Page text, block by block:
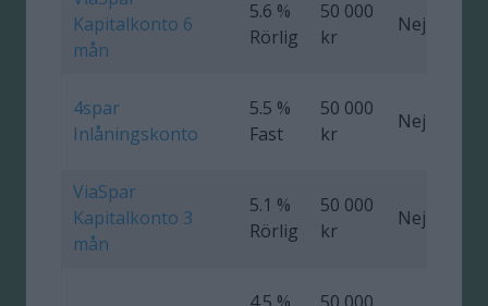
Kapitalkonto 6
mån
5.6 %
Rörlig
50 000
kr
Nej
4spar
Inlåningskonto
5.5 %
Fast
50 000
kr
Nej
ViaSpar
Kapitalkonto 3
mån
5.1 %
Rörlig
50 000
kr
Nej